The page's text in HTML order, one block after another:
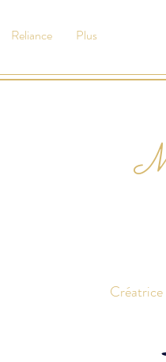
Reliance Plus